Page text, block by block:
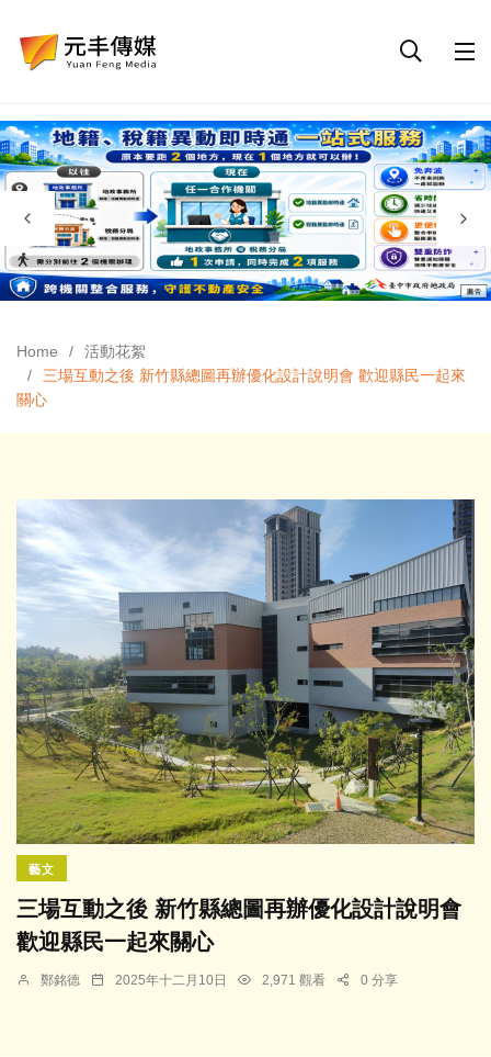
Home
活動花絮
三場互動之後 新竹縣總圖再辦優化設計說明會 歡迎縣民一起來
關心
藝文
三場互動之後 新竹縣總圖再辦優化設計說明會
歡迎縣民一起來關心
鄭銘德 2025年十二月10日 2,971 觀看 0 分享